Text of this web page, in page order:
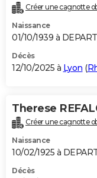
Bricolage
Lifestyle
Culture
Sport
Auto
Television
Voyage
CinemaCréer une cagnotte
Naissance
01/10/1939 à
Décès
12/10/2025 à Lyon (
Therese
Créer une cagnotte
Naissance
10/02/1925 à
Décès